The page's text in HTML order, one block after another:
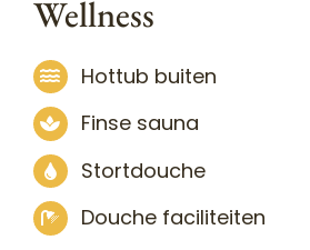
Wellness
Hottub buiten
Finse sauna
Stortdouche
Douche faciliteiten